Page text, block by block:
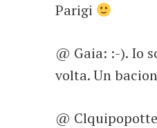
Parigi
@ Gaia: :-). Io
volta. Un
@